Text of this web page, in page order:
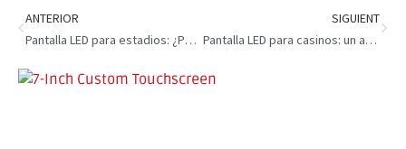
ANTERIOR
Pantalla LED para estadios: ¿Por qué los estadios la necesitan?
SIGUIENT
Pantalla LED para casinos: un ambiente de casino fascinante